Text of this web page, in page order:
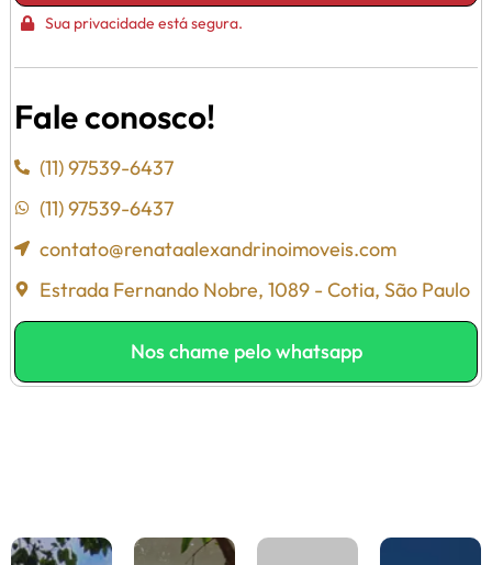
Sua privacidade está segura.
Fale conosco!
(11) 97539-6437
(11) 97539-6437
contato@renataalexandrinoimoveis.com
Estrada Fernando Nobre, 1089 - Cotia, São Paulo
Nos chame pelo whatsapp